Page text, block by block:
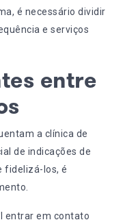
é necessário dividir
e serviços
entre
a clínica de
de indicações de
fidelizá-los, é
entrar em contato